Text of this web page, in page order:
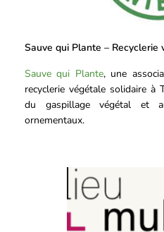
Sauve qui Plante – Recyclerie
Sauve qui Plante, une
recyclerie végétale solidaire à
du gaspillage végétal et
ornementaux.